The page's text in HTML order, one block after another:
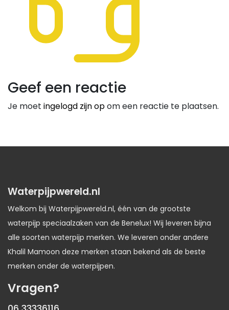
Geef een reactie
Je moet ingelogd zijn opom een reactie te plaatsen.
Waterpijpwereld.nl
Welkom bij Waterpijpwereld.nl, één van de grootste
waterpijp speciaalzaken van de Benelux! Wij leveren bijna
alle soorten waterpijp merken. We leveren onder andere
Khalil Mamoon deze merken staan bekend als de beste
merken onder de waterpijpen.
Vragen?